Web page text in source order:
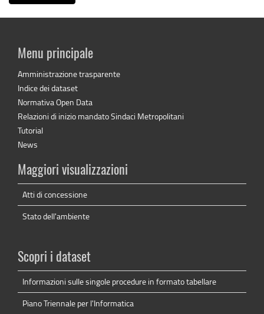
Menu principale
Amministrazione trasparente
Indice dei dataset
Normativa Open Data
Relazioni di inizio mandato Sindaci Metropolitani
Tutorial
News
Maggiori visualizzazioni
Atti di concessione
Stato dell'ambiente
Scopri i dataset
Informazioni sulle singole procedure in formato tabellare
Piano Triennale per l'Informatica